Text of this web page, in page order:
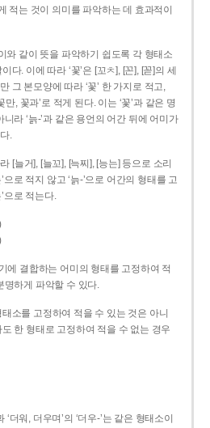
적는 것이 의미를 파악하는 데 효과적이
와 같이 뜻을 파악하기 쉽도록 각 형태소
다. 이에 따라 ‘꽃’은 [꼬ㅊ], [꼰], [꼳]의 세
그 본모양에 따라 ‘꽃’ 한 가지로 적고,
만, 꽃과’로 적게 된다. 이는 ‘꽃’과 같은 명
라 ‘늙-’과 같은 용언의 어간 뒤에 어미가
.
[늘거], [늘꼬], [늑찌], [능는] 등으로 소리
으로 적지 않고 ‘늙-’으로 어간의 형태를 고
으로 적는다.
에 결합하는 어미의 형태를 고정하여 적
명하게 파악할 수 있다.
소를 고정하여 적을 수 있는 것은 아니
한 형태로 고정하여 적을 수 없는 경우
‘더워, 더우며’의 ‘더우-­’는 같은 형태소이